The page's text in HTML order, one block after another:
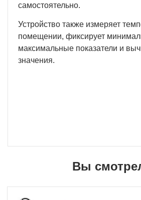
самостоятельно.
Устройство также измеряет
помещении, фиксирует
максимальные показатели и
значения.
Вы